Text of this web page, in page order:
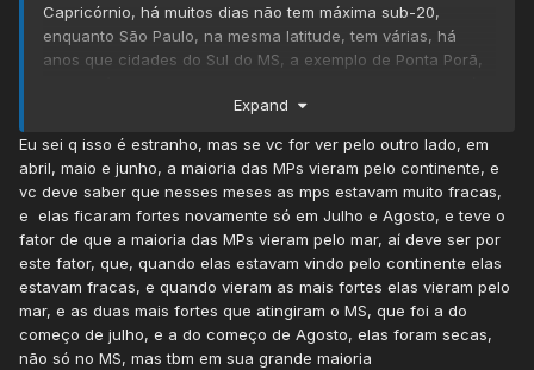
Capricórnio, há muitos dias não tem máxima sub-20,
enquanto São Paulo, na mesma latitude, tem várias, há
anos que cidades do Sul do MS, a exemplo de Ponta Porã,
mais comum essa cidade na divisa com o Paraguai ter
e com 1000 m a mais, graças à continentalidade,
dependendo do ano até Campo Grande não perde pra
Campos do Jordão, Curitiba ou Porto Alegre na tarde mais
fria, mas não este ano, Ponta Porã tem em 2019 uma menor
máxima idêntica à de São Paulo, c. 12 C, mas em dias
diferentes, a cidade de fronteira não teve máxima sub-14
no começo de julho, apesar da mínima de 1 C.
Expand
Eu sei q isso é estranho, mas se vc for ver pelo outro lado, em
abril, maio e junho, a maioria das MPs vieram pelo continente, e
vc deve saber que nesses meses as mps estavam muito fracas,
e elas ficaram fortes novamente só em Julho e Agosto, e teve o
fator de que a maioria das MPs vieram pelo mar, aí deve ser por
este fator, que, quando elas estavam vindo pelo continente elas
estavam fracas, e quando vieram as mais fortes elas vieram pelo
mar, e as duas mais fortes que atingiram o MS, que foi a do
começo de julho, e a do começo de Agosto, elas foram secas,
não só no MS, mas tbm em sua grande maioria